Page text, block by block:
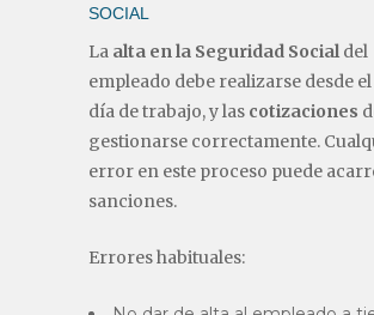
SOCIAL
La alta en la Seguridad Social del
empleado debe realizarse desde
día de trabajo, y las cotizaciones
gestionarse correctamente.
error en este proceso puede
sanciones.
Errores habituales: